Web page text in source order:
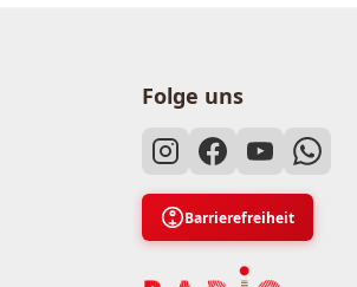
Folge uns
Barrierefreiheit